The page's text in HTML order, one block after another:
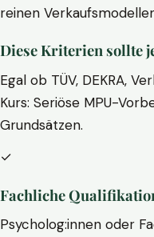
reinen
Diese Kriterien sollte
Egal ob TÜV, DEKRA,
Kurs: Seriöse MPU-
Grundsätzen.
✓
Fachliche
Psycholog:innen oder